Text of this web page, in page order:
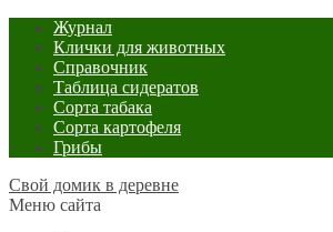
Журнал
Клички для животных
Справочник
Таблица сидератов
Сорта табака
Сорта картофеля
Грибы
Свой домик в деревне
Меню сайта